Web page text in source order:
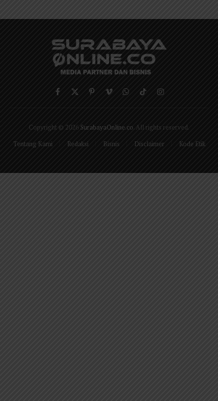
Facebook
X
PinterestVimeoWhatsApp
TikTokInstagram
Copyright © 2026 SurabayaOnline.co. All rights reserved.
Tentang Kami
Redaksi Bisnis Disclaimer Kode Etik